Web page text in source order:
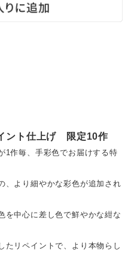
ント仕上げ 限定10作
1作毎、手彩色でお届けする特
、より細やかな彩色が追加され
を中心に差し色で鮮やかな紺な
たリペイントで、より本物らし